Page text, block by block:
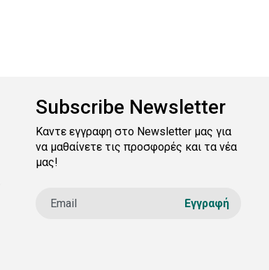
Subscribe Newsletter
Καντε εγγραφη στο Newsletter μας για
να μαθαίνετε τις προσφορές και τα νέα
μας!